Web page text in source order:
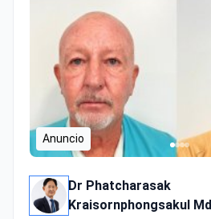
Anuncio
Dr Phatcharasak
Kraisornphongsakul Md